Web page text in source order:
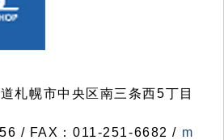
幌市中央区南三条西5丁目
/ FAX：011-251-6682 / m